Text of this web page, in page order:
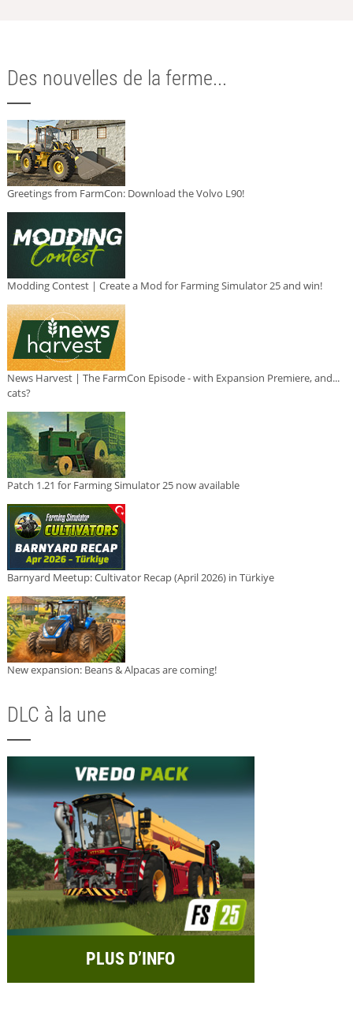
Des nouvelles de la ferme...
Greetings from FarmCon: Download the Volvo L90!
Modding Contest | Create a Mod for Farming Simulator 25 and win!
News Harvest | The FarmCon Episode - with Expansion Premiere, and...
cats?
Patch 1.21 for Farming Simulator 25 now available
Barnyard Meetup: Cultivator Recap (April 2026) in Türkiye
New expansion: Beans & Alpacas are coming!
DLC à la une
PLUS D’INFO